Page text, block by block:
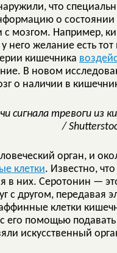
что
о состоянии
с мозгом. Например,
него желание есть
кишечника
В новом
о наличии в
/
орган, и
клетки. Известно,
в них. Серотонин —
с другом, передавая
клетки
его помощью
искусственный